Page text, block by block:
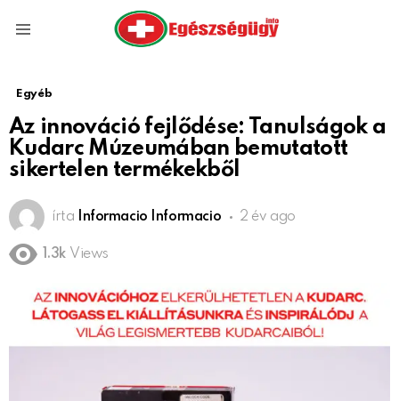
Egyéb
Az innováció fejlődése: Tanulságok a
Kudarc Múzeumában bemutatott
sikertelen termékekből
írta Informacio Informacio 2 év ago
1.3k Views